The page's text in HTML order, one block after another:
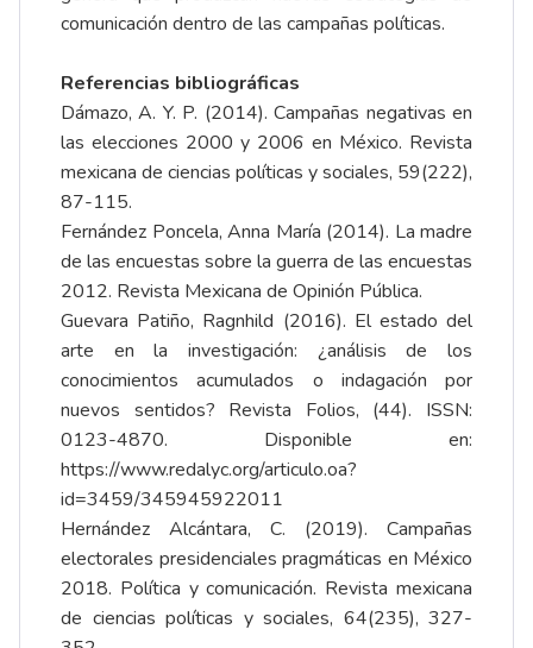
comunicación dentro de las campañas políticas.
Referencias bibliográficas
Dámazo, A. Y. P. (2014). Campañas negativas en
las elecciones 2000 y 2006 en México. Revista
mexicana de ciencias políticas y sociales, 59(222),
87-115.
Fernández Poncela, Anna María (2014). La madre
de las encuestas sobre la guerra de las encuestas
2012. Revista Mexicana de Opinión Pública.
Guevara Patiño, Ragnhild (2016). El estado del
arte en la investigación: ¿análisis de los
conocimientos acumulados o indagación por
nuevos sentidos? Revista Folios, (44). ISSN:
0123-4870. Disponible en:
https://www.redalyc.org/articulo.oa?
id=3459/345945922011
Hernández Alcántara, C. (2019). Campañas
electorales presidenciales pragmáticas en México
2018. Política y comunicación. Revista mexicana
de ciencias políticas y sociales, 64(235), 327-